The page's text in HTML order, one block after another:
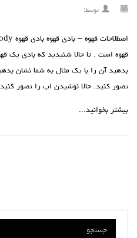
توسط:
قهوه است . تا حالا شنیدید که بادی یک
بدهید آن را با یک مثال به شما نشان
تصور کنید. حالا نوشیدن اب را تصور
بیشتر بخوانید...